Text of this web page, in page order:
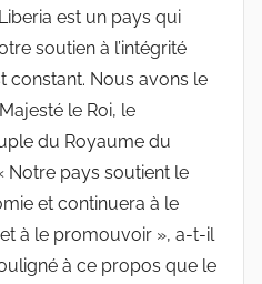
est un pays qui
soutien à l’intégrité
constant. Nous avons le
le Roi, le
du Royaume du
Notre pays soutient le
et continuera à le
à le promouvoir », a-t-il
à ce propos que le